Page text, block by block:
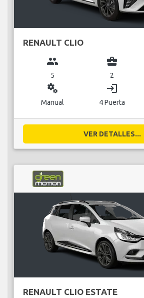
RENAULT CLIO
group
5
business_center
2
miscellaneous_services
Manual
login
4 Puerta
VER DETALLES...
RENAULT CLIO ESTATE